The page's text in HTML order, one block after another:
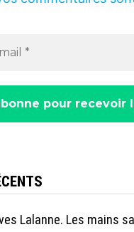
Lalanne. Les mains